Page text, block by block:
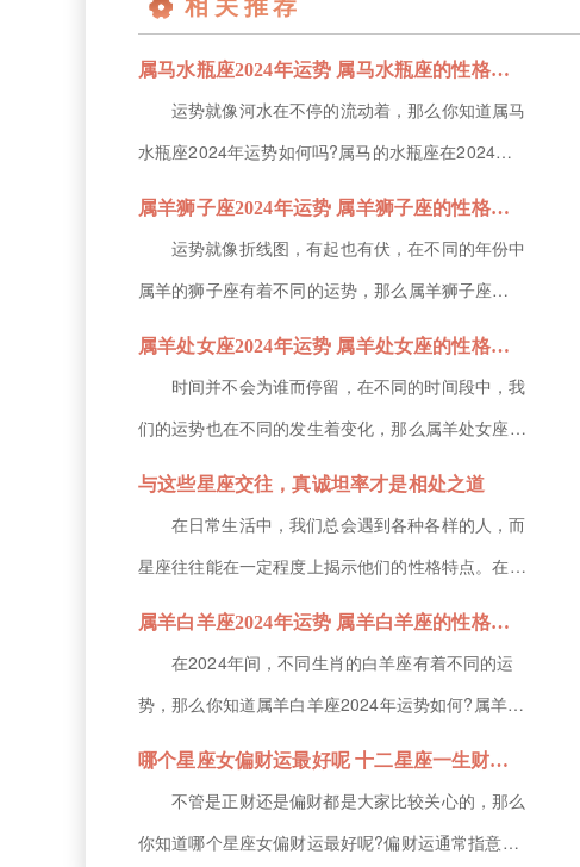
相关推荐
属马水瓶座2024年运势 属马水瓶座的性格特征
运势就像河水在不停的流动着，那么你知道属马
水瓶座2024年运势如何吗?属马的水瓶座在2024年
里的整体运势不错，但其中他们的感情运势起伏较
大，想要脱单可以选择在上半年进行，下半年的机会
不大，那么下面就由小编为大家带来属马水瓶座的性
2024年运势1、事业运势水...
属羊狮子座2024年运势 属羊狮子座的性格特征
运势就像折线图，有起也有伏，在不同的年份中
属羊的狮子座有着不同的运势，那么属羊狮子座
2024年运势如何呢?属羊的狮子座在2024年里事业
运势极佳，虽然无法大富大贵，但能够获得小财，那
么下面就由小编为大家带来属羊狮子座的性格特征的
1、事业运势狮子座的属羊...
属羊处女座2024年运势 属羊处女座的性格特征
时间并不会为谁而停留，在不同的时间段中，我
们的运势也在不同的发生着变化，那么属羊处女座
2024年运势如何?属羊的处女座在2024年里的事业
发展较为明朗，并且财运的走向也很不错，那么接下
来就由小编为大家带来属羊处女座的性格特征的解
势1、事业运势处女座的...
与这些星座交往，真诚坦率才是相处之道
在日常生活中，我们总会遇到各种各样的人，而
星座往往能在一定程度上揭示他们的性格特点。在与
特定星座交往时，你会发现，真诚与坦率才是与他们
相处的最佳方式。这些星座以其独特的性格特质，对
交往中的真诚与坦率有着特别的期待和要求，接下
双子座的人机智聪明，善于言辞，...
属羊白羊座2024年运势 属羊白羊座的性格特征
在2024年间，不同生肖的白羊座有着不同的运
势，那么你知道属羊白羊座2024年运势如何?属羊的
白羊座在2024年的工作期间，能够得到领导的重
视，并获得升职加薪的机会，所以在财富方面也是比
较理想的，那么下面就由小编为大家带来属羊白羊座
哪个星座女偏财运最好呢 十二星座一生财运排行榜
不管是正财还是偏财都是大家比较关心的，那么
你知道哪个星座女偏财运最好呢?偏财运通常指意外